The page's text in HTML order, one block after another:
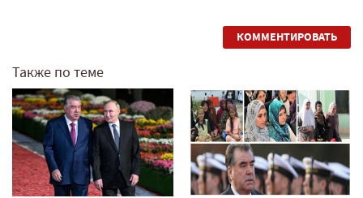
КОММЕНТИРОВАТЬ
Также по теме